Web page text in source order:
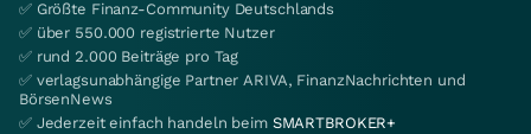
✅ Größte Finanz-Community Deutschlands
✅ über 550.000 registrierte Nutzer
✅ rund 2.000 Beiträge pro Tag
✅ verlagsunabhängige Partner ARIVA, FinanzNachrichten und
BörsenNews
✅ Jederzeit einfach handeln beim SMARTBROKER+